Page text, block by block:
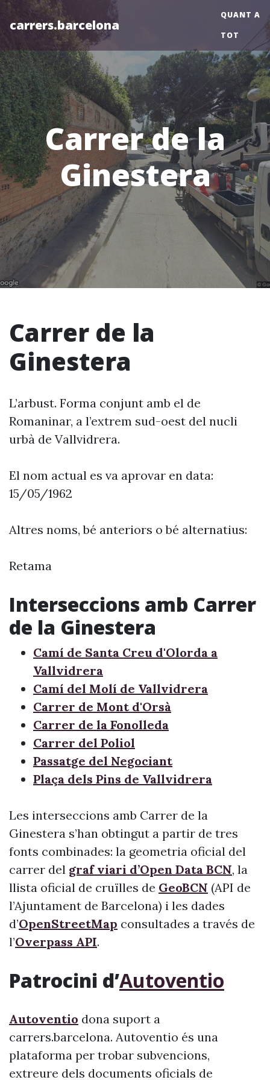
carrers.barcelona
QUANT A
TOT
Carrer de la
Ginestera
Carrer de la
Ginestera
L’arbust. Forma conjunt amb el de
Romaninar, a l’extrem sud-oest del nucli
urbà de Vallvidrera.
El nom actual es va aprovar en data:
15/05/1962
Altres noms, bé anteriors o bé alternatius:
Retama
Interseccions amb Carrer
de la Ginestera
Camí de Santa Creu d'Olorda a
Vallvidrera
Camí del Molí de Vallvidrera
Carrer de Mont d'Orsà
Carrer de la Fonolleda
Carrer del Poliol
Passatge del Negociant
Plaça dels Pins de Vallvidrera
Les interseccions amb Carrer de la
Ginestera s’han obtingut a partir de tres
fonts combinades: la geometria oficial del
carrer del graf viari d’Open Data BCN, la
llista oficial de cruïlles de GeoBCN (API de
l’Ajuntament de Barcelona) i les dades
d’OpenStreetMap consultades a través de
l’Overpass API.
Patrocini d’Autoventio
Autoventio dona suport a
carrers.barcelona. Autoventio és una
plataforma per trobar subvencions,
extreure dels documents oficials de